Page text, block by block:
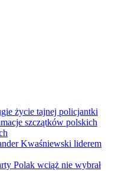
życie tajnej policjantki
szczątków polskich
Kwaśniewski liderem
Polak wciąż nie wybrał